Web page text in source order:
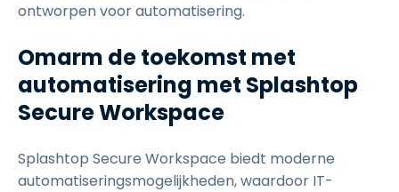
ontworpen voor automatisering.
Omarm de toekomst met
automatisering met Splashtop
Secure Workspace
Splashtop Secure Workspace biedt moderne
automatiseringsmogelijkheden, waardoor IT-